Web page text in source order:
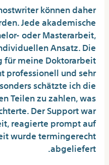
können daher
Jede akademische
oder Masterarbeit,
Ansatz. Die
für meine Doktorarbeit
professionell und sehr
schätzte ich die
Teilen zu zahlen, was
Der Support war
reagierte prompt auf
wurde termingerecht
abgeliefert.